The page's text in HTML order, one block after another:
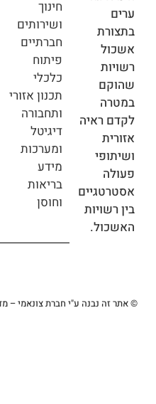
ושירותים
חברתיים
פיתוח
כלכלי
תכנון אזורי
ותחבורה
דיגיטל
ומערכות
מידע
בריאות
וחוסן
אזורי
מרכז
פעימות
60+
דרומי
נבנה ע"י חברת צונאמי – מדיה